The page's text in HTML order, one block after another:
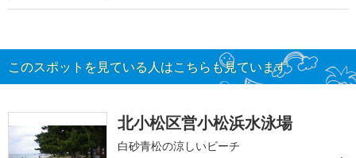
このスポットを見ている人はこちらも見ています
北小松区営小松浜水泳場
白砂青松の涼しいビーチ